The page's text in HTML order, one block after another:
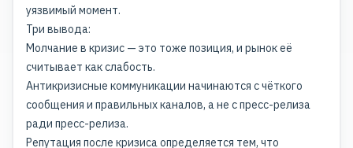
уязвимый момент.
Три вывода:
Молчание в кризис — это тоже позиция, и рынок её
считывает как слабость.
Антикризисные коммуникации начинаются с чёткого
сообщения и правильных каналов, а не с пресс-релиза
ради пресс-релиза.
Репутация после кризиса определяется тем, что